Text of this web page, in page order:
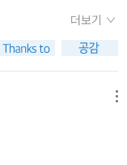
더보기